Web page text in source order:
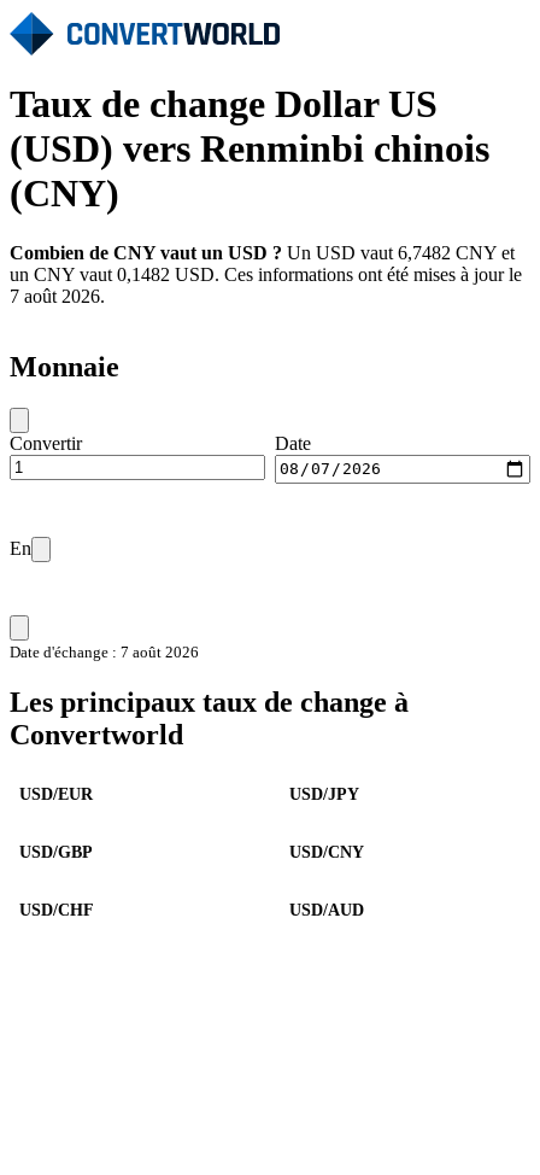
Taux de change Dollar US
(USD) vers Renminbi chinois
(CNY)
Combien de CNY vaut un USD ? Un USD vaut 6,7482 CNY et
un CNY vaut 0,1482 USD. Ces informations ont été mises à jour le
7 août 2026.
Monnaie
Convertir Date
En
Date d'échange : 7 août 2026
Les principaux taux de change à
Convertworld
USD/EUR USD/JPY
USD/GBP USD/CNY
USD/CHF USD/AUD